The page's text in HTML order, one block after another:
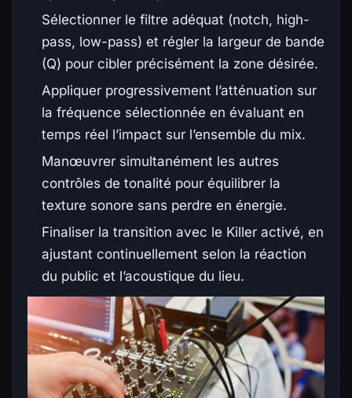
Sélectionner le filtre adéquat (notch, high-
pass, low-pass) et régler la largeur de bande
(Q) pour cibler précisément la zone désirée.
Appliquer progressivement l’atténuation sur
la fréquence sélectionnée en évaluant en
temps réel l’impact sur l’ensemble du mix.
Manœuvrer simultanément les autres
contrôles de tonalité pour équilibrer la
texture sonore sans perdre en énergie.
Finaliser la transition avec le Killer activé, en
ajustant continuellement selon la réaction
du public et l’acoustique du lieu.